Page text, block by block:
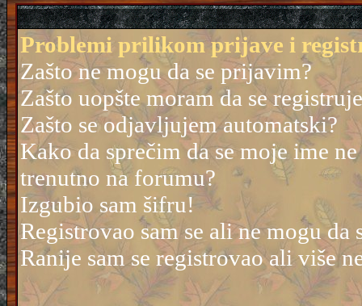
Problemi prilikom prijave i
Zašto ne mogu da se prijavim?
Zašto uopšte moram da se
Zašto se odjavljujem automatski?
Kako da sprečim da se moje ime
trenutno na forumu?
Izgubio sam šifru!
Registrovao sam se ali ne mogu
Ranije sam se registrovao ali više